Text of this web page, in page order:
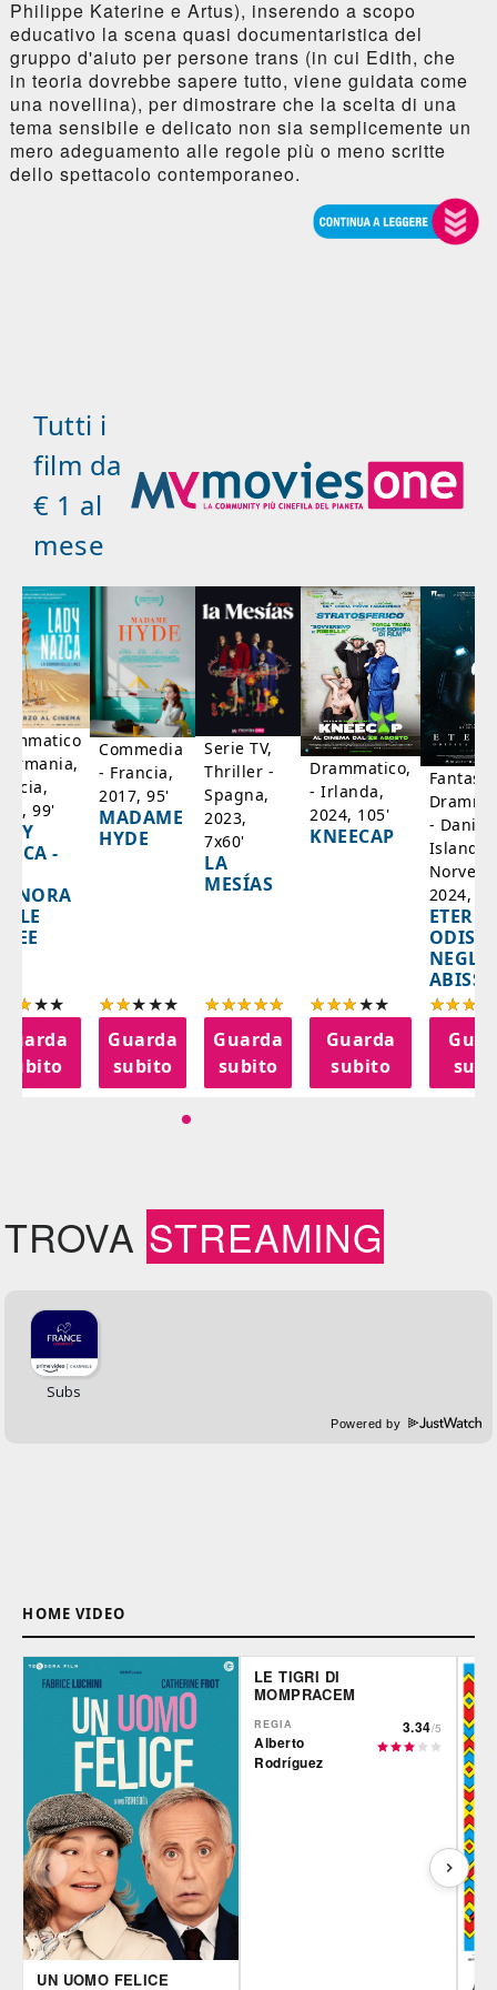
Philippe Katerine e Artus), inserendo a scopo
educativo la scena quasi documentaristica del
gruppo d'aiuto per persone trans (in cui Edith, che
in teoria dovrebbe sapere tutto, viene guidata come
una novellina), per dimostrare che la scelta di una
tema sensibile e delicato non sia semplicemente un
mero adeguamento alle regole più o meno scritte
dello spettacolo contemporaneo.
Tutti i
film da
€ 1 al
mese
99'
-
subito
Commedia
- Francia,
2017, 95'
MADAME
HYDE
Guarda
subito
Serie TV,
Thriller -
Spagna,
2023,
7x60'
LA
MESÍAS
Guarda
subito
Drammatico,
- Irlanda,
2024, 105'
KNEECAP
Guarda
subito
-
Islanda,
2024,
NEGLI
ABISSI
TROVA STREAMING
Powered by
HOME VIDEO
UN UOMO FELICE
LE TIGRI DI
MOMPRACEM
REGIA
Alberto
Rodríguez
3.34/5